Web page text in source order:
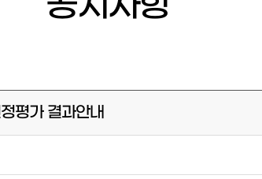
평가 결과안내